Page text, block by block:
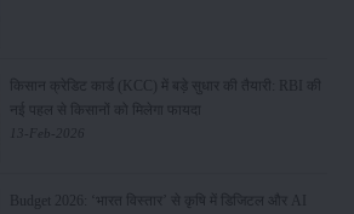
किसान क्रेडिट कार्ड (KCC) में बड़े सुधार की तैयारी: RBI की
नई पहल से किसानों को मिलेगा फायदा
13-Feb-2026
Budget 2026: ‘भारत विस्तार’ से कृषि में डिजिटल और AI